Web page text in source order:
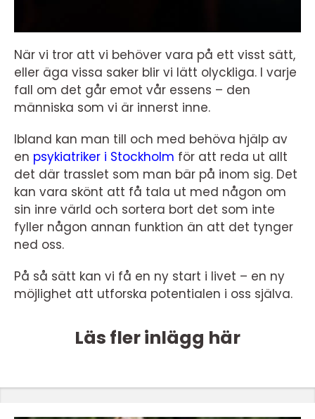
När vi tror att vi behöver vara på ett visst sätt,
eller äga vissa saker blir vi lätt olyckliga. I varje
fall om det går emot vår essens – den
människa som vi är innerst inne.
Ibland kan man till och med behöva hjälp av
en psykiatriker i Stockholm för att reda ut allt
det där trasslet som man bär på inom sig. Det
kan vara skönt att få tala ut med någon om
sin inre värld och sortera bort det som inte
fyller någon annan funktion än att det tynger
ned oss.
På så sätt kan vi få en ny start i livet – en ny
möjlighet att utforska potentialen i oss själva.
Läs fler inlägg här